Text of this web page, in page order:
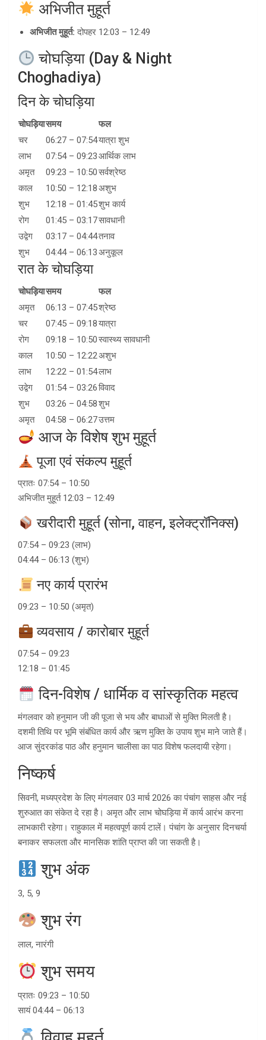
अभिजीत मुहूर्त
अभिजीत मुहूर्त: दोपहर 12:03 – 12:49
चोघड़िया (Day & Night
Choghadiya)
दिन के चोघड़िया
चोघड़ियासमय
फल
चर
06:27 – 07:54यात्रा शुभ
लाभ
07:54 – 09:23आर्थिक लाभ
अमृत
09:23 – 10:50सर्वश्रेष्ठ
काल
10:50 – 12:18अशुभ
शुभ
12:18 – 01:45शुभ कार्य
रोग
01:45 – 03:17सावधानी
उद्वेग
03:17 – 04:44तनाव
शुभ
04:44 – 06:13अनुकूल
रात के चोघड़िया
चोघड़ियासमय
फल
अमृत
06:13 – 07:45श्रेष्ठ
चर
07:45 – 09:18यात्रा
रोग
09:18 – 10:50स्वास्थ्य सावधानी
काल
10:50 – 12:22अशुभ
लाभ
12:22 – 01:54लाभ
उद्वेग
01:54 – 03:26विवाद
शुभ
03:26 – 04:58शुभ
अमृत
04:58 – 06:27उत्तम
आज के विशेष शुभ मुहूर्त
पूजा एवं संकल्प मुहूर्त
प्रातः 07:54 – 10:50
अभिजीत मुहूर्त 12:03 – 12:49
खरीदारी मुहूर्त (सोना, वाहन, इलेक्ट्रॉनिक्स)
07:54 – 09:23 (लाभ)
04:44 – 06:13 (शुभ)
नए कार्य प्रारंभ
09:23 – 10:50 (अमृत)
व्यवसाय / कारोबार मुहूर्त
07:54 – 09:23
12:18 – 01:45
दिन-विशेष / धार्मिक व सांस्कृतिक महत्व
मंगलवार को हनुमान जी की पूजा से भय और बाधाओं से मुक्ति मिलती है।
दशमी तिथि पर भूमि संबंधित कार्य और ऋण मुक्ति के उपाय शुभ माने जाते हैं।
आज सुंदरकांड पाठ और हनुमान चालीसा का पाठ विशेष फलदायी रहेगा।
निष्कर्ष
सिवनी, मध्यप्रदेश के लिए मंगलवार 03 मार्च 2026 का पंचांग साहस और नई
शुरुआत का संकेत दे रहा है। अमृत और लाभ चोघड़िया में कार्य आरंभ करना
लाभकारी रहेगा। राहुकाल में महत्वपूर्ण कार्य टालें। पंचांग के अनुसार दिनचर्या
बनाकर सफलता और मानसिक शांति प्राप्त की जा सकती है।
शुभ अंक
3, 5, 9
शुभ रंग
लाल, नारंगी
शुभ समय
प्रातः 09:23 – 10:50
सायं 04:44 – 06:13